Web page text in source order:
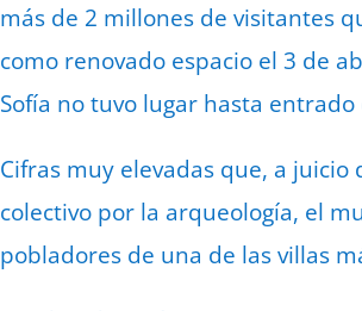
más de 2 millones de visitantes
como renovado espacio el 3 de
Sofía no tuvo lugar hasta
Cifras muy elevadas que, a
colectivo por la arqueología, el
pobladores de una de las villas